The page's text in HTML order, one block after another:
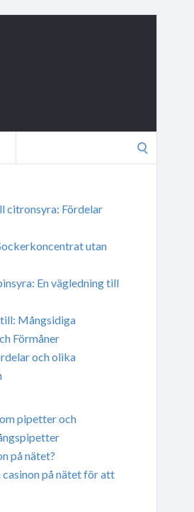
citronsyra: Fördelar
utan
En vägledning till
Mångsidiga
Förmåner
och olika
pipetter och
på nätet?
på nätet för att